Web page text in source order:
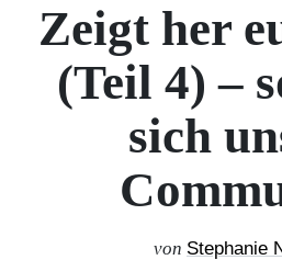
Zeigt her
(Teil 4) –
sich
von Stephanie